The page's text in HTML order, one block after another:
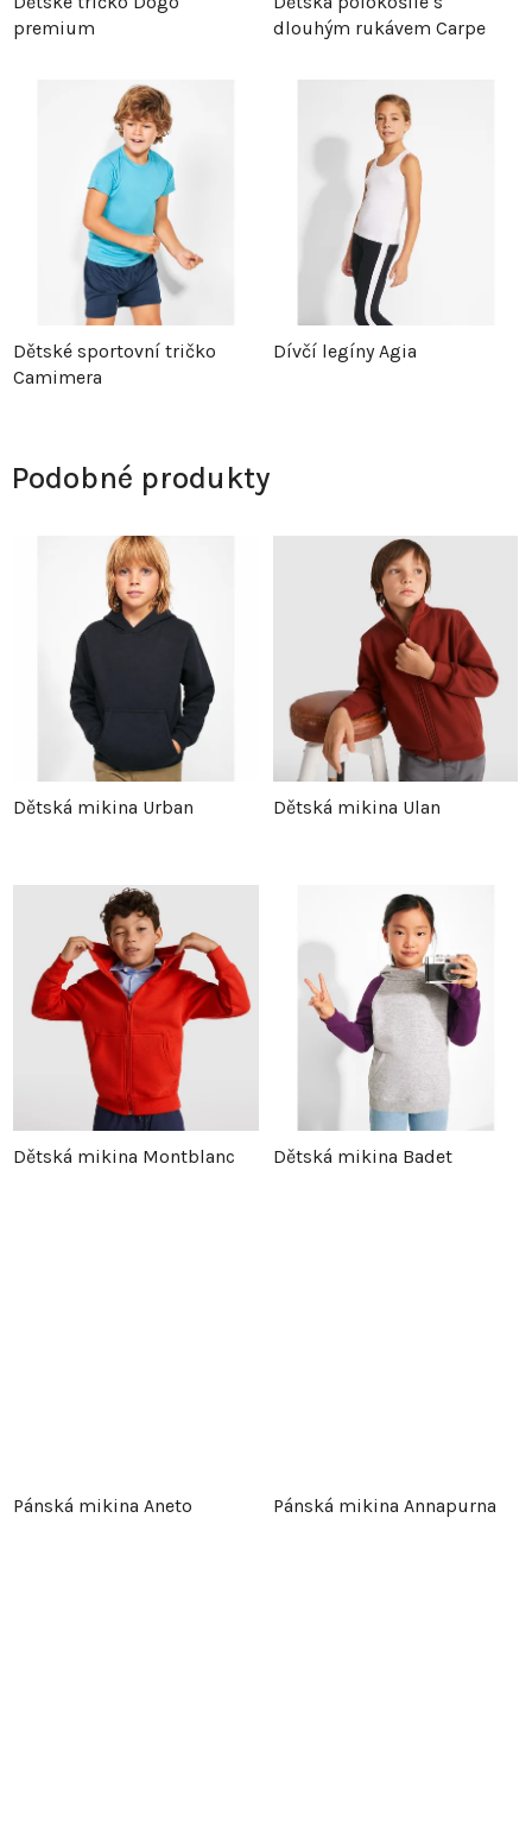
premium
dlouhým rukávem Carpe
Dětské sportovní tričko
Camimera
Dívčí legíny Agia
Podobné produkty
Dětská mikina Urban Dětská mikina Ulan
Dětská mikina Montblanc Dětská mikina Badet
Pánská mikina Aneto Pánská mikina Annapurna